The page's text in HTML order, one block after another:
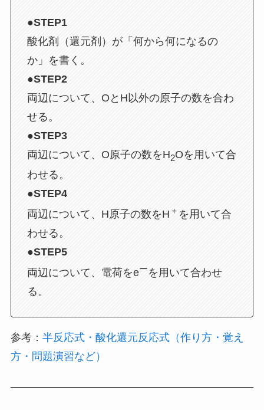
●STEP1
酸化剤（還元剤）が「何から何になるの
か」を書く。
●STEP2
両辺について、OとH以外の原子の数を合わ
せる。
●STEP3
両辺について、O原子の数をH2Oを用いて合
わせる。
●STEP4
両辺について、H原子の数をH ＋ を用いて合
わせる。
●STEP5
両辺について、電荷をeーを用いて合わせ
る。
参考： 半反応式・酸化還元反応式（作り方・覚え
方・問題演習など）